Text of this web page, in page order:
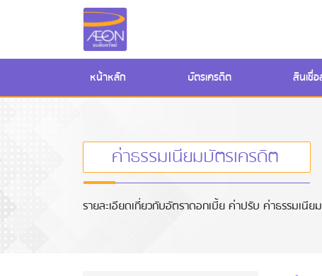
หน้าหลัก บัตรเครดิต สินเชื่
ค่าธรรมเนียมบัตรเครดิต
รายละเอียดเกี่ยวกับอัตราดอกเบี้ย ค่าปรับ ค่าธรรมเนีย